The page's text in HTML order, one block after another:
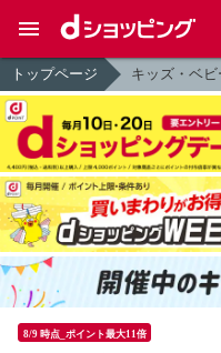
トップページ キッズ・ベ
8/9 時点_ポイント最大11倍